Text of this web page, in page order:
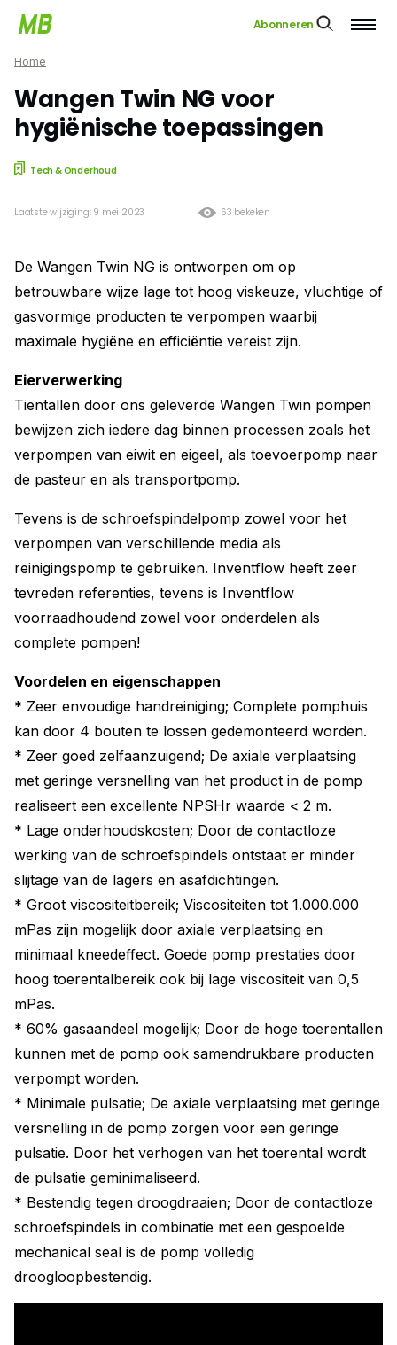
Abonneren
Home
Wangen Twin NG voor
hygiënische toepassingen
Tech & Onderhoud
63 bekeken
Laatste wijziging: 9 mei 2023
De Wangen Twin NG is ontworpen om op
betrouwbare wijze lage tot hoog viskeuze, vluchtige of
gasvormige producten te verpompen waarbij
maximale hygiëne en efficiëntie vereist zijn.
Eierverwerking
Tientallen door ons geleverde Wangen Twin pompen
bewijzen zich iedere dag binnen processen zoals het
verpompen van eiwit en eigeel, als toevoerpomp naar
de pasteur en als transportpomp.
Tevens is de schroefspindelpomp zowel voor het
verpompen van verschillende media als
reinigingspomp te gebruiken. Inventflow heeft zeer
tevreden referenties, tevens is Inventflow
voorraadhoudend zowel voor onderdelen als
complete pompen!
Voordelen en eigenschappen
* Zeer envoudige handreiniging; Complete pomphuis
kan door 4 bouten te lossen gedemonteerd worden.
* Zeer goed zelfaanzuigend; De axiale verplaatsing
met geringe versnelling van het product in de pomp
realiseert een excellente NPSHr waarde < 2 m.
* Lage onderhoudskosten; Door de contactloze
werking van de schroefspindels ontstaat er minder
slijtage van de lagers en asafdichtingen.
* Groot viscositeitbereik; Viscositeiten tot 1.000.000
mPas zijn mogelijk door axiale verplaatsing en
minimaal kneedeffect. Goede pomp prestaties door
hoog toerentalbereik ook bij lage viscositeit van 0,5
mPas.
* 60% gasaandeel mogelijk; Door de hoge toerentallen
kunnen met de pomp ook samendrukbare producten
verpompt worden.
* Minimale pulsatie; De axiale verplaatsing met geringe
versnelling in de pomp zorgen voor een geringe
pulsatie. Door het verhogen van het toerental wordt
de pulsatie geminimaliseerd.
* Bestendig tegen droogdraaien; Door de contactloze
schroefspindels in combinatie met een gespoelde
mechanical seal is de pomp volledig
droogloopbestendig.